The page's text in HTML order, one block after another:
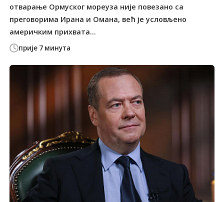
прије 7 минута
отварање Ормуског мореуза није повезано са
преговорима Ирана и Омана, већ је условљено
америчким прихвата...